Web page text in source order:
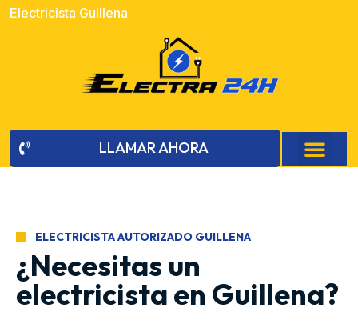
Electricista Guillena
LLAMAR AHORA
ELECTRICISTA AUTORIZADO GUILLENA
¿Necesitas un
electricista en Guillena?